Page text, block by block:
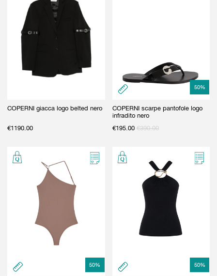
COPERNI giacca logo belted nero
€1190.00
50%
COPERNI scarpe pantofole logo
infradito nero
€195.00 €390.00
50% 50%